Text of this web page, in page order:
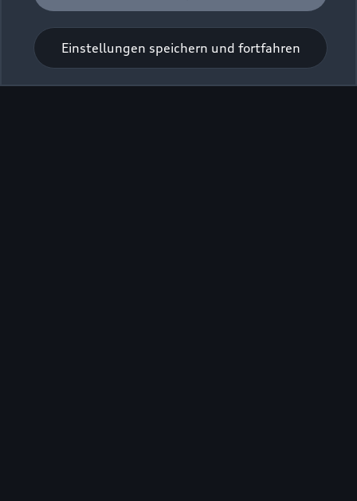
Einstellungen speichern und fortfahren